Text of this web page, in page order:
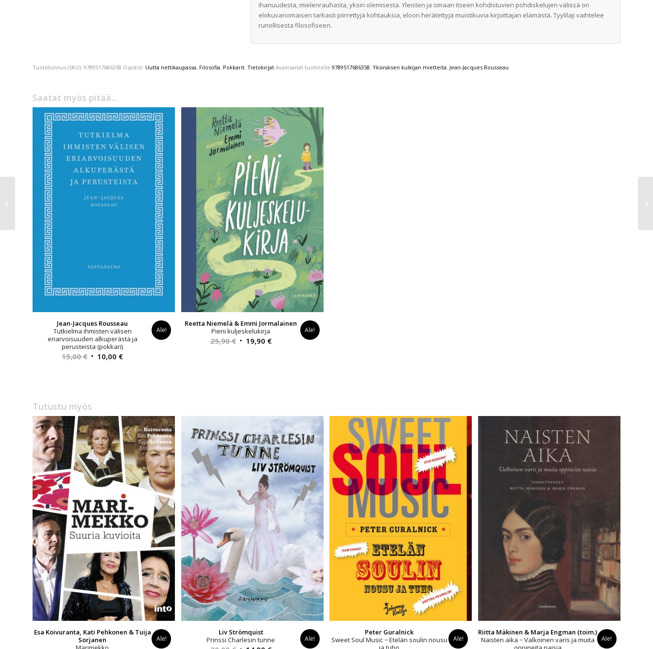
ihanuudesta, mielenrauhasta, yksin olemisesta. Yleisten ja omaan itseen kohdistuvien pohdiskelujen välissä on
elokuvanomaisen tarkasti piirrettyjä kohtauksia, eloon herätettyjä muistikuvia kirjoittajan elämästä. Tyylilaji vaihtelee
runollisesta filosofiseen.
Tuotetunnus (SKU): 9789517686358 Osastot: Uutta nettikaupassa, Filosofia, Pokkarit, Tietokirjat Avainsanat tuotteelle 9789517686358, Yksinäisen kulkijan mietteitä, Jean-Jacques Rousseau
Saatat myös pitää...
Jean-Jacques Rousseau
Tutkielma ihmisten välisen
eriarvoisuuden alkuperästä ja
perusteista (pokkari)
15,00€ Alkuperäinen
10,00 €Nykyinen
Ale!
Reetta Niemelä & Emmi Jormalainen
Pieni kuljeskelukirja
25,90€ Alkuperäinen
19,90 €Nykyinen
Ale!
Tutustu myös
Esa Koivuranta, Kati Pehkonen & Tuija
Sorjanen
Ale!
Liv Strömquist
Prinssi Charlesin tunne
Ale!
Peter Guralnick
Sweet Soul Music − Etelän soulin nousu
Ale!
Riitta Mäkinen & Marja Engman (toim.)
Naisten aika − Valkoinen varis ja muita
Ale!
Markus Tiittula
Valkokaavuista
punahattuihin —
Amerikkalainen